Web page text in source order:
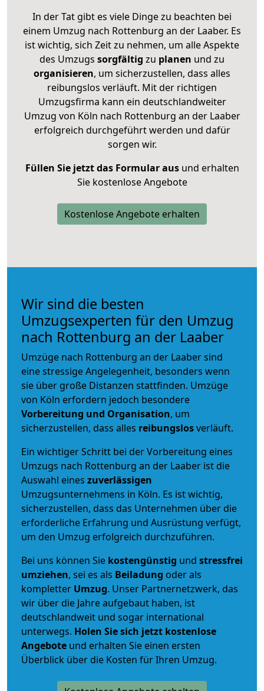
In der Tat gibt es viele Dinge zu beachten bei
einem Umzug nach Rottenburg an der Laaber. Es
ist wichtig, sich Zeit zu nehmen, um alle Aspekte
des Umzugs sorgfältig zu planen und zu
organisieren, um sicherzustellen, dass alles
reibungslos verläuft. Mit der richtigen
Umzugsfirma kann ein deutschlandweiter
Umzug von Köln nach Rottenburg an der Laaber
erfolgreich durchgeführt werden und dafür
sorgen wir.
Füllen Sie jetzt das Formular ausund erhalten
Sie kostenlose Angebote
Kostenlose Angebote erhalten
Wir sind die besten
Umzugsexperten für den Umzug
nach Rottenburg an der Laaber
Umzüge nach Rottenburg an der Laaber sind
eine stressige Angelegenheit, besonders wenn
sie über große Distanzen stattfinden. Umzüge
von Köln erfordern jedoch besondere
Vorbereitung und Organisation, um
sicherzustellen, dass alles reibungslosverläuft.
Ein wichtiger Schritt bei der Vorbereitung eines
Umzugs nach Rottenburg an der Laaber ist die
Auswahl eines zuverlässigen
Umzugsunternehmens in Köln. Es ist wichtig,
sicherzustellen, dass das Unternehmen über die
erforderliche Erfahrung und Ausrüstung verfügt,
um den Umzug erfolgreich durchzuführen.
Bei uns können Sie kostengünstig und stressfrei
umziehen, sei es als Beiladung oder als
kompletter Umzug. Unser Partnernetzwerk, das
wir über die Jahre aufgebaut haben, ist
deutschlandweit und sogar international
unterwegs. Holen Sie sich jetzt kostenlose
Angebote und erhalten Sie einen ersten
Überblick über die Kosten für Ihren Umzug.